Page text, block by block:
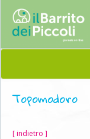
Topomodoro
[ indietro ]